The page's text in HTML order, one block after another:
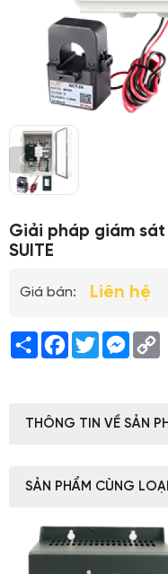
Giải pháp giám sát
SUITE
Giá bán: Liên hệ
ShareFacebook
Twitter
THÔNG TIN VỀ SẢN
SẢN PHẨM CÙNG LOẠI